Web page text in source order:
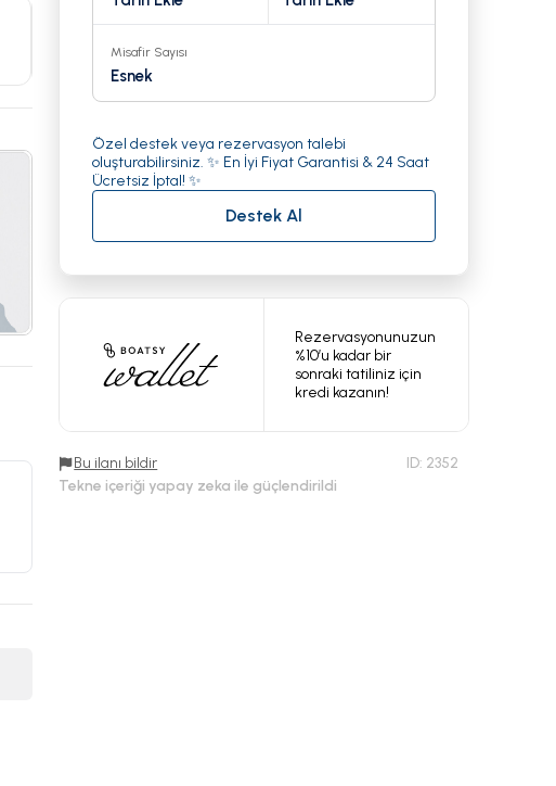
Misafir Sayısı
Esnek
Özel destek veya rezervasyon talebi
oluşturabilirsiniz. ✨ En İyi Fiyat Garantisi & 24 Saat
Ücretsiz İptal! ✨
Destek Al
Rezervasyonunuzun
%10’u kadar bir
sonraki tatiliniz için
kredi kazanın!
Bu ilanı bildir ID: 2352
Tekne içeriği yapay zeka ile güçlendirildi